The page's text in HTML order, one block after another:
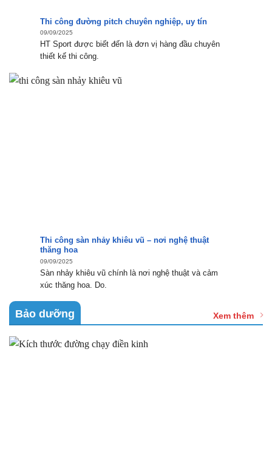
Thi công đường pitch chuyên nghiệp, uy tín
09/09/2025
HT Sport được biết đến là đơn vị hàng đầu chuyên
thiết kế thi công.
Thi công sàn nhảy khiêu vũ – nơi nghệ thuật
thăng hoa
09/09/2025
Sàn nhảy khiêu vũ chính là nơi nghệ thuật và cảm
xúc thăng hoa. Do.
Bảo dưỡng Xem thêm